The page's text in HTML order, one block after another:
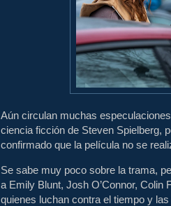
Aún circulan muchas
ciencia ficción de Steven Spielberg,
confirmado que la película no se
Se sabe muy poco sobre la trama,
a Emily Blunt, Josh O’Connor,
quienes luchan contra el tiempo y